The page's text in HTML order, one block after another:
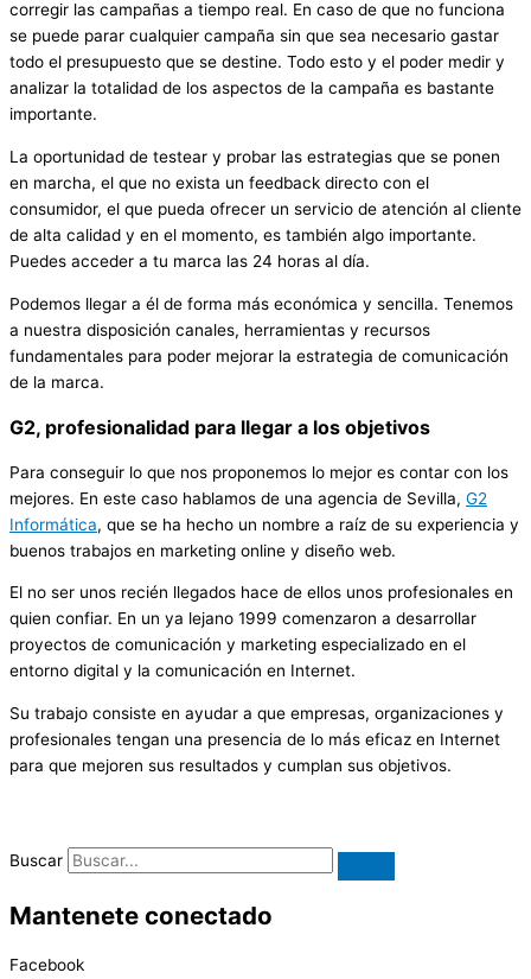
corregir las campañas a tiempo real. En caso de que no funciona
se puede parar cualquier campaña sin que sea necesario gastar
todo el presupuesto que se destine. Todo esto y el poder medir y
analizar la totalidad de los aspectos de la campaña es bastante
importante.
La oportunidad de testear y probar las estrategias que se ponen
en marcha, el que no exista un feedback directo con el
consumidor, el que pueda ofrecer un servicio de atención al cliente
de alta calidad y en el momento, es también algo importante.
Puedes acceder a tu marca las 24 horas al día.
Podemos llegar a él de forma más económica y sencilla. Tenemos
a nuestra disposición canales, herramientas y recursos
fundamentales para poder mejorar la estrategia de comunicación
de la marca.
G2, profesionalidad para llegar a los objetivos
Para conseguir lo que nos proponemos lo mejor es contar con los
mejores. En este caso hablamos de una agencia de Sevilla, G2
Informática, que se ha hecho un nombre a raíz de su experiencia y
buenos trabajos en marketing online y diseño web.
El no ser unos recién llegados hace de ellos unos profesionales en
quien confiar. En un ya lejano 1999 comenzaron a desarrollar
proyectos de comunicación y marketing especializado en el
entorno digital y la comunicación en Internet.
Su trabajo consiste en ayudar a que empresas, organizaciones y
profesionales tengan una presencia de lo más eficaz en Internet
para que mejoren sus resultados y cumplan sus objetivos.
Buscar
Mantenete conectado
Facebook